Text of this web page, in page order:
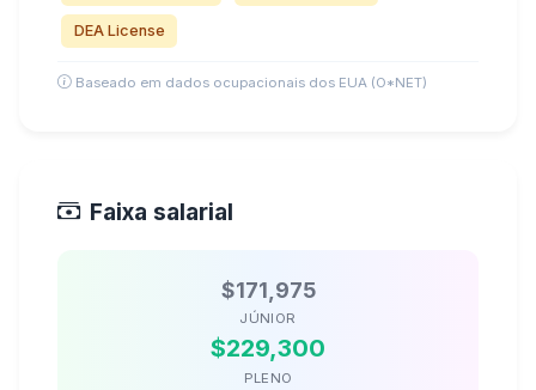
DEA License
Baseado em dados ocupacionais dos EUA (O*NET)
Faixa salarial
$171,975
JÚNIOR
$229,300
PLENO